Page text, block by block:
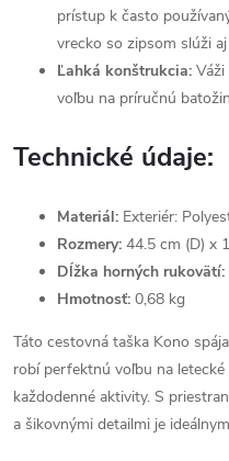
prístup k často
vrecko so zipsom slúži
Ľahká konštrukcia:
voľbu na príručnú
Technické údaje:
Materiál: Exteriér:
Rozmery: 44.5 cm (D) x
Dĺžka horných rukovätí:
Hmotnosť: 0,68 kg
Táto cestovná taška Kono
robí perfektnú voľbu na
každodenné aktivity. S
a šikovnými detailmi je